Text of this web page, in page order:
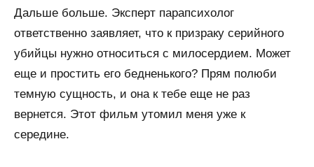
Дальше больше. Эксперт парапсихолог
ответственно заявляет, что к призраку серийного
убийцы нужно относиться с милосердием. Может
еще и простить его бедненького? Прям полюби
темную сущность, и она к тебе еще не раз
вернется. Этот фильм утомил меня уже к
середине.